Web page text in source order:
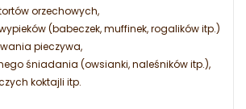
orzechowych,
(babeczek, muffinek, rogalików itp.)
pieczywa,
śniadania (owsianki, naleśników itp.),
koktajli itp.